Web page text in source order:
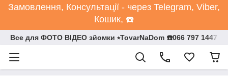
Замовлення, Консультації - через Telegram, Viber,
Кошик, ☎️
Все для ФОТО ВІДЕО зйомки ⭒TovarNaDom ☎️066 797 1447